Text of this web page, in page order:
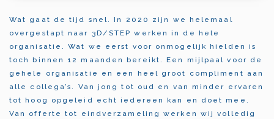
Wat gaat de tijd snel. In 2020 zijn we helemaal
overgestapt naar 3D/STEP werken in de hele
organisatie. Wat we eerst voor onmogelijk hielden is
toch binnen 12 maanden bereikt. Een mijlpaal voor de
gehele organisatie en een heel groot compliment aan
alle collega’s. Van jong tot oud en van minder ervaren
tot hoog opgeleid echt iedereen kan en doet mee.
Van offerte tot eindverzameling werken wij volledig